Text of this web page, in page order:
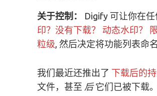
关于控制： Digify 可让你在
印？没有下载？
动态水印？
粒级, 然后决定将功能列表命
我们最近还推出了 下载后的
文件，甚至 后它们已被下载